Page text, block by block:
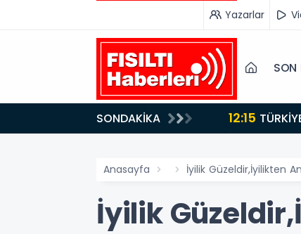
Yazarlar
SON
SONDAKİKA 12:15
İMZALANDI!
Anasayfa İyilik Güzeldir,İyilikten
İyilik